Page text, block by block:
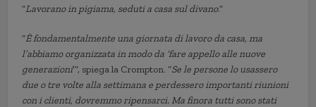
“Lavorano in pigiama, seduti a casa sul divano.”
“È fondamentalmente una giornata di lavoro da casa, ma
l’abbiamo organizzata in modo da ‘fare appello alle nuove
generazioni‘”, spiega la Crompton. “Se le persone lo usassero
due o tre volte alla settimana e perdessero importanti riunioni
con i clienti, dovremmo ripensarci. Ma finora tutti sono stati